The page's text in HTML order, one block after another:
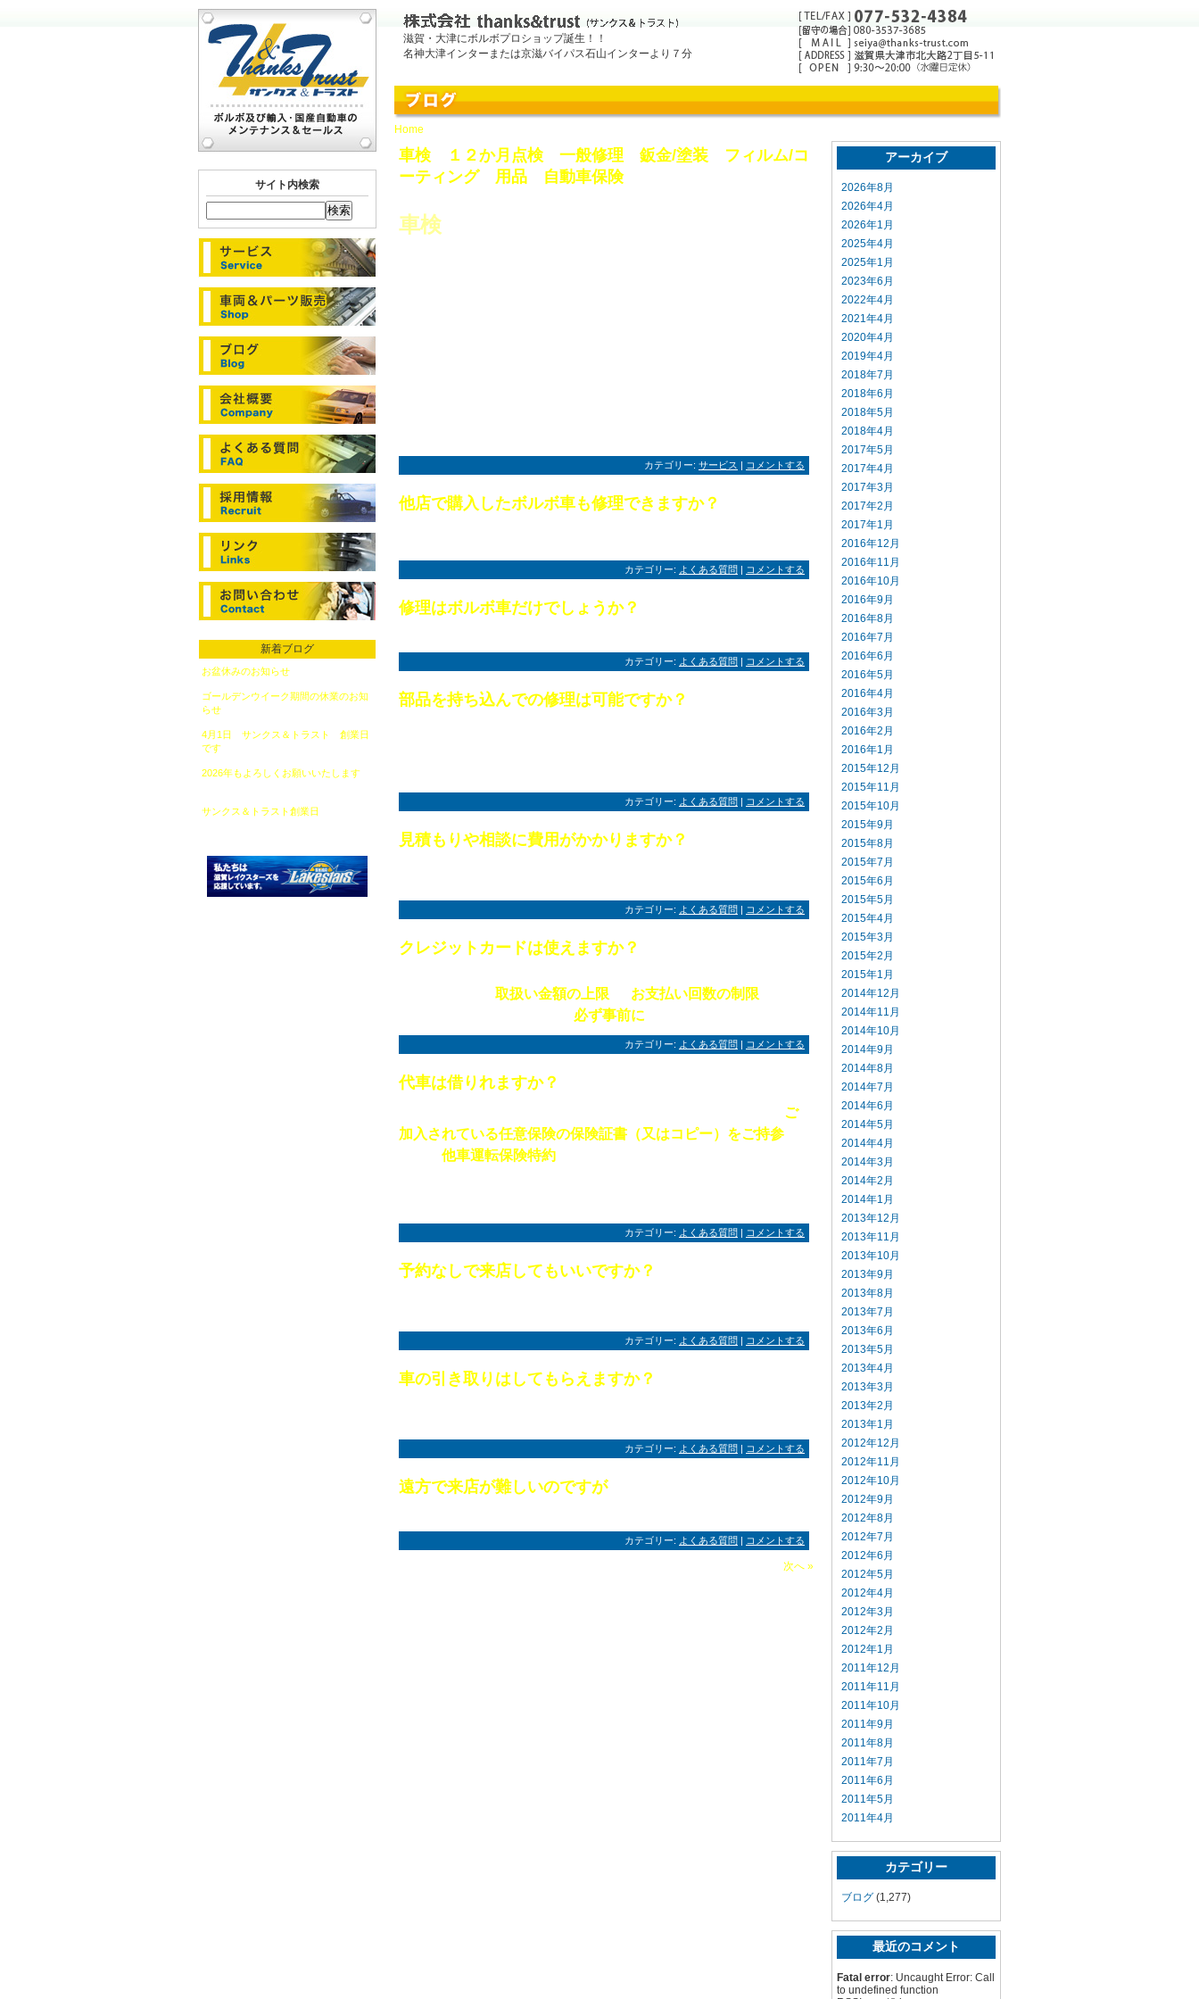
滋賀・大津にボルボプロショップ誕生！！
名神大津インターまたは京滋バイパス石山インターより７分
サイト内検索
新着ブログ
お盆休みのお知らせ
ゴールデンウイーク期間の休業のお知
らせ
4月1日 サンクス＆トラスト 創業日
です
2026年もよろしくお願いいたします
サンクス＆トラスト創業日
Home
車検 １２か月点検 一般修理 鈑金/塗装 フィルム/コ
ーティング 用品 自動車保険
車検
カテゴリー: サービス | コメントする
他店で購入したボルボ車も修理できますか？
カテゴリー: よくある質問 | コメントする
修理はボルボ車だけでしょうか？
カテゴリー: よくある質問 | コメントする
部品を持ち込んでの修理は可能ですか？
カテゴリー: よくある質問 | コメントする
見積もりや相談に費用がかかりますか？
カテゴリー: よくある質問 | コメントする
クレジットカードは使えますか？
取扱い金額の上限 お支払い回数の制限
必ず事前に
カテゴリー: よくある質問 | コメントする
代車は借りれますか？
ご
加入されている任意保険の保険証書（又はコピー）をご持参
他車運転保険特約
カテゴリー: よくある質問 | コメントする
予約なしで来店してもいいですか？
カテゴリー: よくある質問 | コメントする
車の引き取りはしてもらえますか？
カテゴリー: よくある質問 | コメントする
遠方で来店が難しいのですが
カテゴリー: よくある質問 | コメントする
次へ »
アーカイブ
2026年8月
2026年4月
2026年1月
2025年4月
2025年1月
2023年6月
2022年4月
2021年4月
2020年4月
2019年4月
2018年7月
2018年6月
2018年5月
2018年4月
2017年5月
2017年4月
2017年3月
2017年2月
2017年1月
2016年12月
2016年11月
2016年10月
2016年9月
2016年8月
2016年7月
2016年6月
2016年5月
2016年4月
2016年3月
2016年2月
2016年1月
2015年12月
2015年11月
2015年10月
2015年9月
2015年8月
2015年7月
2015年6月
2015年5月
2015年4月
2015年3月
2015年2月
2015年1月
2014年12月
2014年11月
2014年10月
2014年9月
2014年8月
2014年7月
2014年6月
2014年5月
2014年4月
2014年3月
2014年2月
2014年1月
2013年12月
2013年11月
2013年10月
2013年9月
2013年8月
2013年7月
2013年6月
2013年5月
2013年4月
2013年3月
2013年2月
2013年1月
2012年12月
2012年11月
2012年10月
2012年9月
2012年8月
2012年7月
2012年6月
2012年5月
2012年4月
2012年3月
2012年2月
2012年1月
2011年12月
2011年11月
2011年10月
2011年9月
2011年8月
2011年7月
2011年6月
2011年5月
2011年4月
カテゴリー
ブログ (1,277)
最近のコメント
Fatal error: Uncaught Error: Call
to undefined function